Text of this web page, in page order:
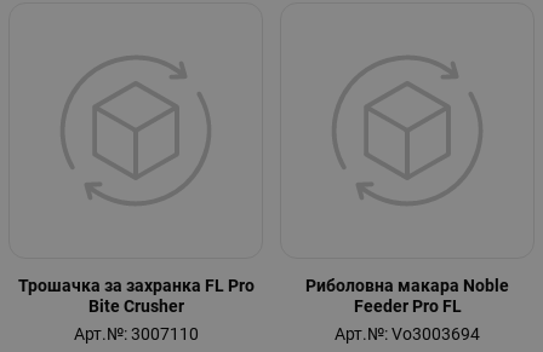
Трошачка за захранка FL Pro
Bite Crusher
Арт.№: 3007110
Риболовна макара Noble
Feeder Pro FL
Арт.№: Vo3003694